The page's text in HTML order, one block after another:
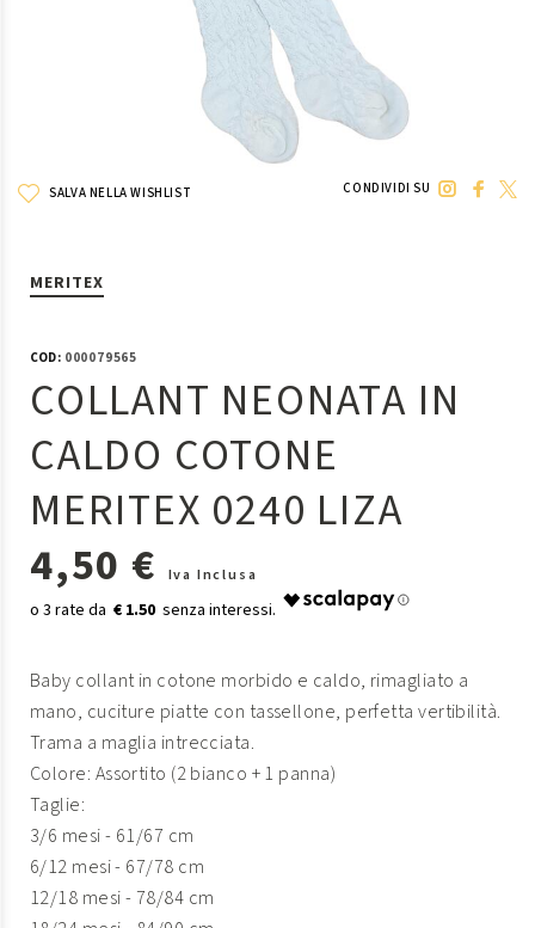
SALVA NELLA WISHLIST CONDIVIDI SU
MERITEX
COD:000079565
COLLANT NEONATA IN
CALDO COTONE
MERITEX 0240 LIZA
4,50 €
Iva Inclusa
€ 1.50
Baby collant in cotone morbido e caldo, rimagliato a
mano, cuciture piatte con tassellone, perfetta vertibilità.
Trama a maglia intrecciata.
Colore: Assortito (2 bianco + 1 panna)
Taglie:
3/6 mesi - 61/67 cm
6/12 mesi - 67/78 cm
12/18 mesi - 78/84 cm